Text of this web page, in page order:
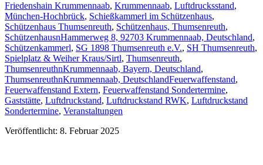
Friedenshain Krummennaab, Krummennaab, Luftdrucksstand,
München-Hochbrück, Schießkammerl im Schützenhaus,
Schützenhaus Thumsenreuth, Schützenhaus, Thumsenreuth,
SchützenhausnHammerweg 8, 92703 Krummennaab, Deutschland,
Schützenkammerl, SG 1898 Thumsenreuth e.V., SH Thumsenreuth,
Spielplatz & Weiher Kraus/Sirtl, Thumsenreuth,
ThumsenreuthnKrummennaab, Bayern, Deutschland,
ThumsenreuthnKrummennaab, DeutschlandFeuerwaffenstand,
Feuerwaffenstand Extern, Feuerwaffenstand Sondertermine,
Gaststätte, Luftdruckstand, Luftdruckstand RWK, Luftdruckstand
Sondertermine, Veranstaltungen
Veröffentlicht: 8. Februar 2025